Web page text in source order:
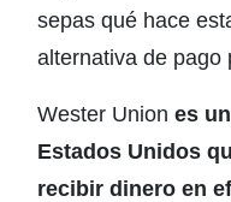
sepas qué hace
alternativa de pago
Wester Union es
Estados Unidos
recibir dinero en